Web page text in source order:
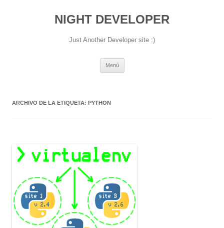
NIGHT DEVELOPER
Just Another Developer site :)
Menú
ARCHIVO DE LA ETIQUETA: PYTHON